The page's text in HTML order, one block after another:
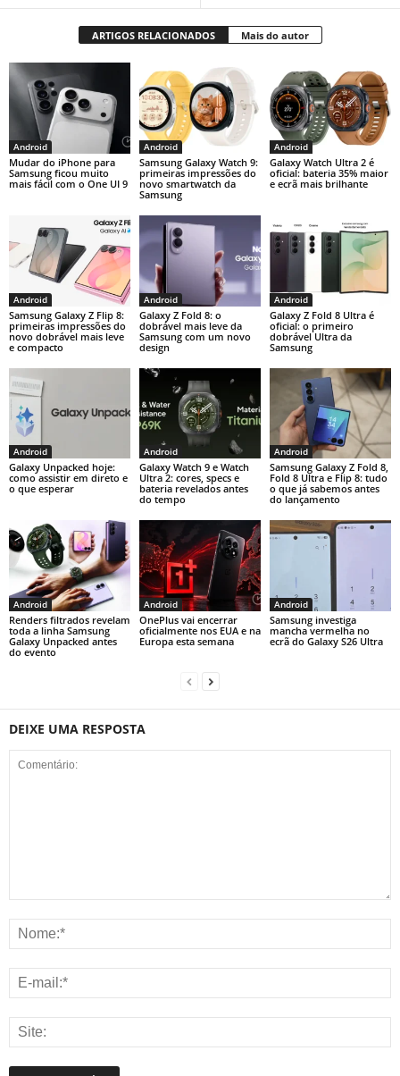
ARTIGOS RELACIONADOS Mais do autor
Android
Mudar do iPhone para
Samsung ficou muito
mais fácil com o One UI 9
Android
Samsung Galaxy Watch 9:
primeiras impressões do
novo smartwatch da
Samsung
Android
Galaxy Watch Ultra 2 é
oficial: bateria 35% maior
e ecrã mais brilhante
Android
Samsung Galaxy Z Flip 8:
primeiras impressões do
novo dobrável mais leve
e compacto
Android
Galaxy Z Fold 8: o
dobrável mais leve da
Samsung com um novo
design
Android
Galaxy Z Fold 8 Ultra é
oficial: o primeiro
dobrável Ultra da
Samsung
Android
Galaxy Unpacked hoje:
como assistir em direto e
o que esperar
Android
Galaxy Watch 9 e Watch
Ultra 2: cores, specs e
bateria revelados antes
do tempo
Android
Samsung Galaxy Z Fold 8,
Fold 8 Ultra e Flip 8: tudo
o que já sabemos antes
do lançamento
Android
Renders filtrados revelam
toda a linha Samsung
Galaxy Unpacked antes
do evento
Android
OnePlus vai encerrar
oficialmente nos EUA e na
Europa esta semana
Android
Samsung investiga
mancha vermelha no
ecrã do Galaxy S26 Ultra
DEIXE UMA RESPOSTA